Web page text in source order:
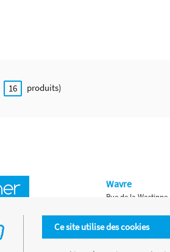
16 produits)
Ce site utilise des cookies
Wavre
Rue de la Wastinne
Waterloo
Chaussée de